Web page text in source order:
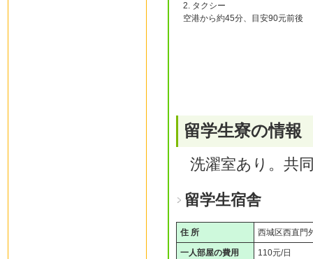
2. タクシー
空港から約45分、目安90元前後
留学生寮の情報
洗濯室あり。共
留学生宿舎
住 所 西城区西直
一人部屋の費用 110元/日